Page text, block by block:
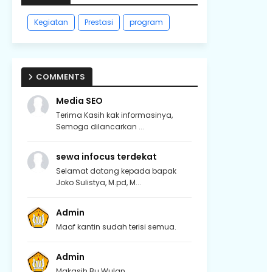
Kegiatan Prestasi program
COMMENTS
Media SEO
Terima Kasih kak informasinya,
Semoga dilancarkan ...
sewa infocus terdekat
Selamat datang kepada bapak
Joko Sulistya, M.pd, M...
Admin
Maaf kantin sudah terisi semua.
Admin